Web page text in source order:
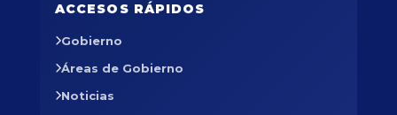
ACCESOS RÁPIDOS
Gobierno
Áreas de Gobierno
Noticias